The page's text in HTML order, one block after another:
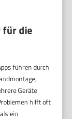
für die
führen durch
Geräte
hilft oft
ein